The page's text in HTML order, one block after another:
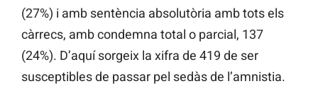
(27%) i amb sentència absolutòria amb tots els
càrrecs, amb condemna total o parcial, 137
(24%). D’aquí sorgeix la xifra de 419 de ser
susceptibles de passar pel sedàs de l’amnistia.